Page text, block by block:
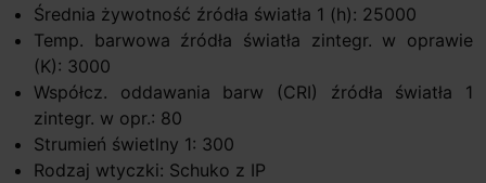
Średnia żywotność źródła światła 1 (h): 25000
Temp. barwowa źródła światła zintegr. w oprawie
(K): 3000
Współcz. oddawania barw (CRI) źródła światła 1
zintegr. w opr.: 80
Strumień świetlny 1: 300
Rodzaj wtyczki: Schuko z IP